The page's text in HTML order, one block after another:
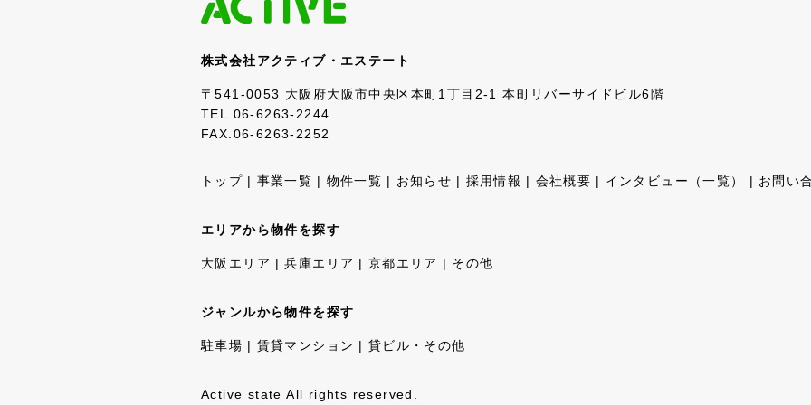
株式会社アクティブ・エステート
〒541-0053 大阪府大阪市中央区本町1丁目2-1 本町リバーサイドビル6階
TEL.06-6263-2244
FAX.06-6263-2252
トップ 事業一覧 物件一覧 お知らせ 採用情報 会社概要 インタビュー（一覧） お問い
エリアから物件を探す
大阪エリア 兵庫エリア 京都エリア その他
ジャンルから物件を探す
駐車場 賃貸マンション 貸ビル・その他
Active state All rights reserved.